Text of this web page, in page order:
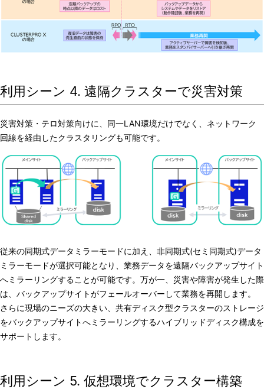
利用シーン 4. 遠隔クラスターで災害対策
災害対策・テロ対策向けに、同一LAN環境だけでなく、ネットワーク
回線を経由したクラスタリングも可能です。
従来の同期式データミラーモードに加え、非同期式(セミ同期式)データ
ミラーモードが選択可能となり、業務データを遠隔バックアップサイト
へミラーリングすることが可能です。万が一、災害や障害が発生した際
は、バックアップサイトがフェールオーバーして業務を再開します。
さらに現場のニーズの大きい、共有ディスク型クラスターのストレージ
をバックアップサイトへミラーリングするハイブリッドディスク構成を
サポートします。
利用シーン 5. 仮想環境でクラスター構築